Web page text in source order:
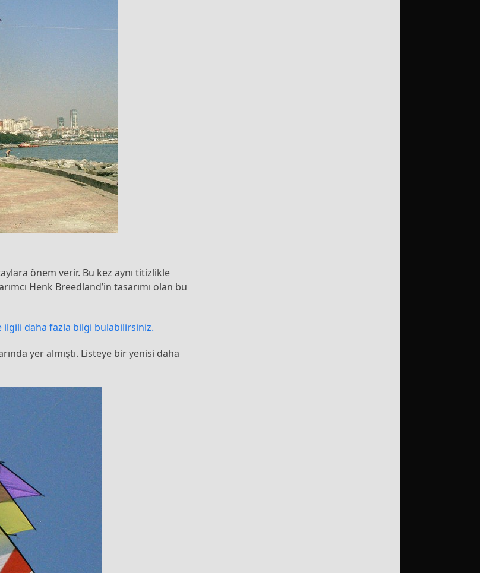
önem verir. Bu kez aynı titizlikle
Henk Breedland’in tasarımı olan bu
ilgili daha fazla bilgi bulabilirsiniz.
yer almıştı. Listeye bir yenisi daha